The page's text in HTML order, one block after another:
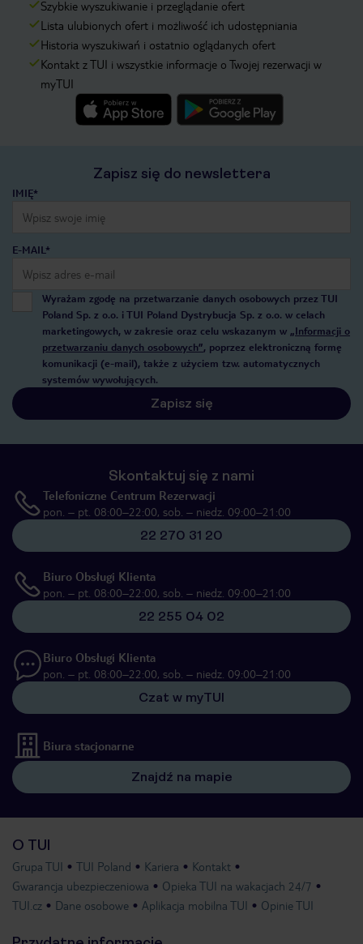
Szybkie wyszukiwanie i przeglądanie ofert
Lista ulubionych ofert i możliwość ich udostępniania
Historia wyszukiwań i ostatnio oglądanych ofert
Kontakt z TUI i wszystkie informacje o Twojej rezerwacji w
myTUI
Zapisz się do newslettera
IMIĘ*
E-MAIL*
Wyrażam zgodę na przetwarzanie danych osobowych przez TUI
Poland Sp. z o.o. i TUI Poland Dystrybucja Sp. z o.o. w celach
marketingowych, w zakresie oraz celu wskazanym w „Informacji o
przetwarzaniu danych osobowych”, poprzez elektroniczną formę
komunikacji (e-mail), także z użyciem tzw. automatycznych
systemów wywołujących.
Zapisz się
Skontaktuj się z nami
Telefoniczne Centrum Rezerwacji
pon. – pt. 08:00–22:00, sob. – niedz. 09:00–21:00
22 270 31 20
Biuro Obsługi Klienta
pon. – pt. 08:00–22:00, sob. – niedz. 09:00–21:00
22 255 04 02
Biuro Obsługi Klienta
pon. – pt. 08:00–22:00, sob. – niedz. 09:00–21:00
Czat w myTUI
Biura stacjonarne
Znajdź na mapie
O TUI
Grupa TUI TUI Poland Kariera
Kontakt
Gwarancja ubezpieczeniowa
Opieka TUI na wakacjach 24/7
TUI.cz
Dane osobowe Aplikacja mobilna TUI Opinie TUI